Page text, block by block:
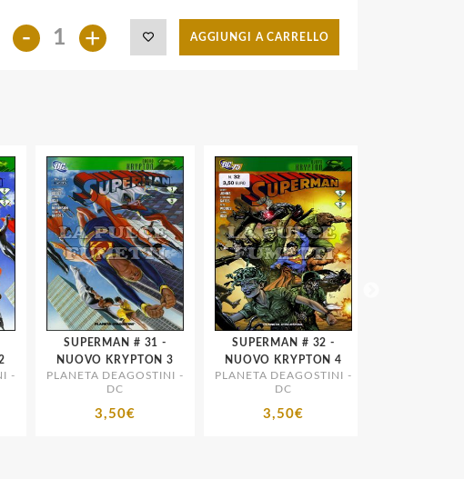
- + AGGIUNGI A CARRELLO
SUPERMAN # 31 -
NUOVO KRYPTON 3
PLANETA DEAGOSTINI -
DC
3,50€
SUPERMAN # 32 -
NUOVO KRYPTON 4
PLANETA DEAGOSTINI -
DC
3,50€